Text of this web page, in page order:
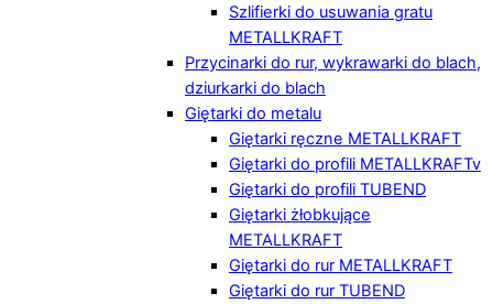
Szlifierki do usuwania gratu
METALLKRAFT
Przycinarki do rur, wykrawarki do blach,
dziurkarki do blach
Giętarki do metalu
Giętarki ręczne METALLKRAFT
Giętarki do profili METALLKRAFTv
Giętarki do profili TUBEND
Giętarki żłobkujące
METALLKRAFT
Giętarki do rur METALLKRAFT
Giętarki do rur TUBEND